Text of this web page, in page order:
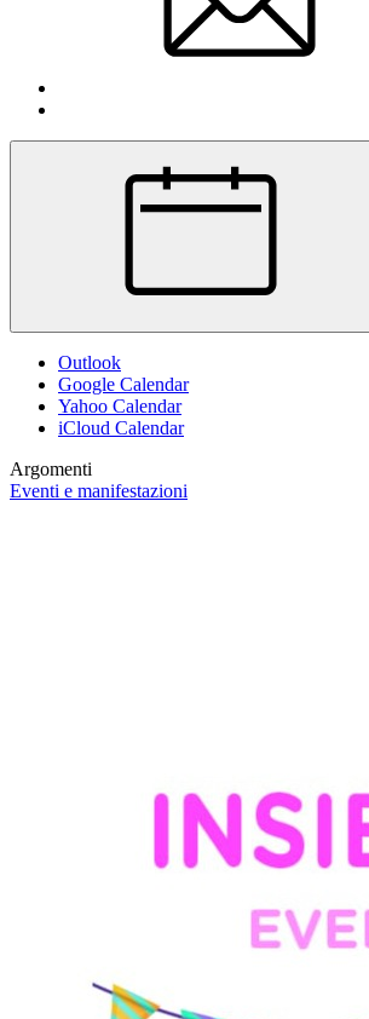
Outlook
Google Calendar
Yahoo Calendar
iCloud Calendar
Argomenti
Eventi e manifestazioni